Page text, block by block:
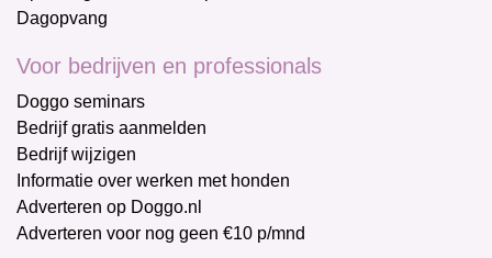
Dagopvang
Voor bedrijven en professionals
Doggo seminars
Bedrijf gratis aanmelden
Bedrijf wijzigen
Informatie over werken met honden
Adverteren op Doggo.nl
Adverteren voor nog geen €10 p/mnd